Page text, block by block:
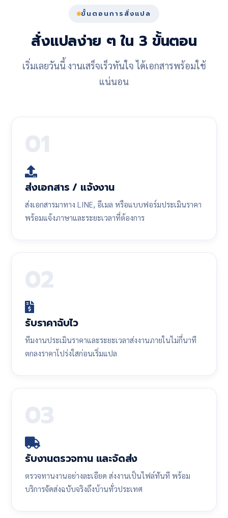
ขั้นตอนการสั่งแปล
สั่งแปลง่าย ๆ ใน 3 ขั้นตอน
เริ่มเลยวันนี้ งานเสร็จเร็วทันใจ ได้เอกสารพร้อมใช้
แน่นอน
ส่งเอกสาร / แจ้งงาน
ส่งเอกสารมาทาง LINE, อีเมล หรือแบบฟอร์มประเมินราคา
พร้อมแจ้งภาษาและระยะเวลาที่ต้องการ
รับราคาฉับไว
ทีมงานประเมินราคาและระยะเวลาส่งงานภายในไม่กี่นาที
ตกลงราคาโปร่งใสก่อนเริ่มแปล
รับงานตรวจทาน และจัดส่ง
ตรวจทานงานอย่างละเอียด ส่งงานเป็นไฟล์ทันที พร้อม
บริการจัดส่งฉบับจริงถึงบ้านทั่วประเทศ